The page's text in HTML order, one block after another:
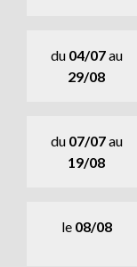
du 04/07au
29/08
du 07/07au
19/08
le 08/08